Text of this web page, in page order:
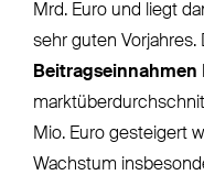
Mrd. Euro und liegt
sehr guten Vorjahres.
Beitragseinnahmen
Mio. Euro gesteigert
Wachstum